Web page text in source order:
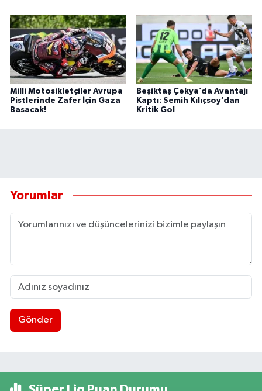
Milli Motosikletçiler Avrupa
Pistlerinde Zafer İçin Gaza
Basacak!
Beşiktaş Çekya’da Avantajı
Kaptı: Semih Kılıçsoy’dan
Kritik Gol
Yorumlar
Gönder